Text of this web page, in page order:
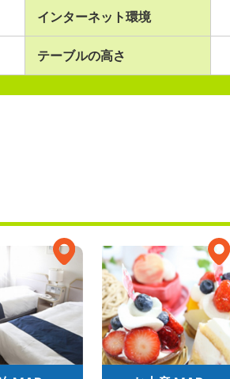
インターネット環境
テーブルの高さ